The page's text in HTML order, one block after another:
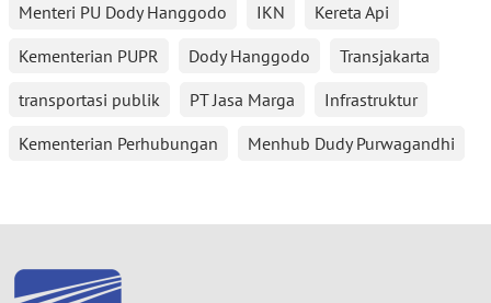
Menteri PU Dody Hanggodo
IKN
Kereta Api
Kementerian PUPR
Dody Hanggodo
Transjakarta
transportasi publik
PT Jasa Marga
Infrastruktur
Kementerian Perhubungan
Menhub Dudy Purwagandhi